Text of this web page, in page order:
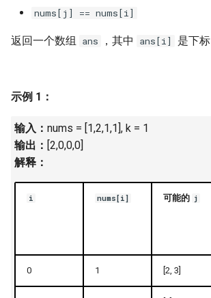
10.2. 青蛙跳台阶问题
11. 旋转数组的最小数字
14.1. 剪绳子
17. 打印从 1 到最大的 n 位数
数组
11. 和 1 个数相同的子数组
15. 字符串中的所有变位词
1.8. 零矩阵
1.9. 字符串轮转
2.3. 删除中间节点
2.7. 链表相交
nums[j] == nums[i]
返回一个数组 ans ，其中 ans[i] 是下标
示例 1：
输入： nums = [1,2,1,1], k = 1
输出： [2,0,0,0]
解释：
i nums[i] 可能的 j
0 1 [2, 3]